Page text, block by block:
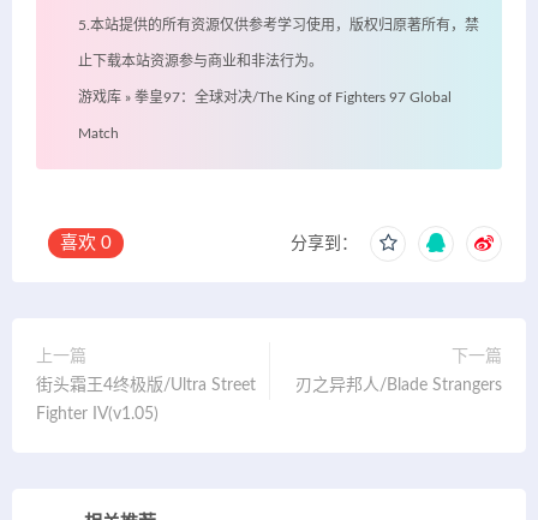
5.本站提供的所有资源仅供参考学习使用，版权归原著所有，禁
止下载本站资源参与商业和非法行为。
游戏库 » 拳皇97：全球对决/The King of Fighters 97 Global
Match
喜欢 0 分享到：
上一篇
街头霜王4终极版/Ultra Street
Fighter IV(v1.05)
下一篇
刃之异邦人/Blade Strangers